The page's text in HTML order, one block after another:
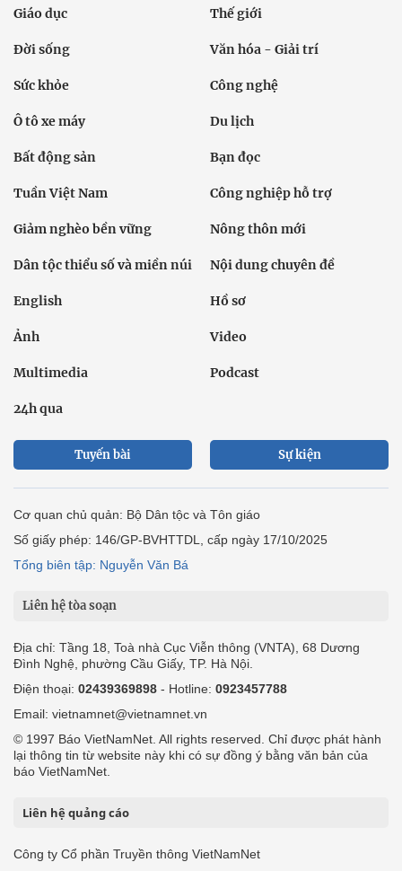
Giáo dục Thế giới
Đời sống Văn hóa - Giải trí
Sức khỏe Công nghệ
Ô tô xe máy Du lịch
Bất động sản Bạn đọc
Tuần Việt Nam Công nghiệp hỗ trợ
Giảm nghèo bền vững Nông thôn mới
Dân tộc thiểu số và miền núi Nội dung chuyên đề
English Hồ sơ
Ảnh Video
Multimedia Podcast
24h qua
Tuyến bài Sự kiện
Cơ quan chủ quản: Bộ Dân tộc và Tôn giáo
Số giấy phép: 146/GP-BVHTTDL, cấp ngày 17/10/2025
Tổng biên tập: Nguyễn Văn Bá
Liên hệ tòa soạn
Địa chỉ: Tầng 18, Toà nhà Cục Viễn thông (VNTA), 68 Dương
Đình Nghệ, phường Cầu Giấy, TP. Hà Nội.
Điện thoại: 02439369898 - Hotline: 0923457788
Email: vietnamnet@vietnamnet.vn
© 1997 Báo VietNamNet. All rights reserved. Chỉ được phát hành
lại thông tin từ website này khi có sự đồng ý bằng văn bản của
báo VietNamNet.
Liên hệ quảng cáo
Công ty Cổ phần Truyền thông VietNamNet